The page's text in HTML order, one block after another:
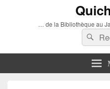
… de la Bibliothèque au